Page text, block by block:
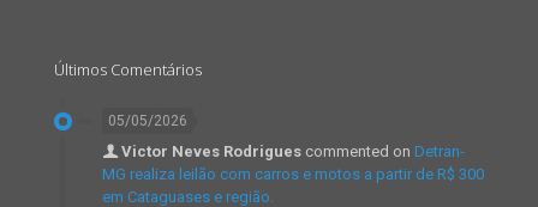
Últimos Comentários
05/05/2026
Victor Neves Rodrigues commented on Detran-
MG realiza leilão com carros e motos a partir de R$ 300
em Cataguases e região.